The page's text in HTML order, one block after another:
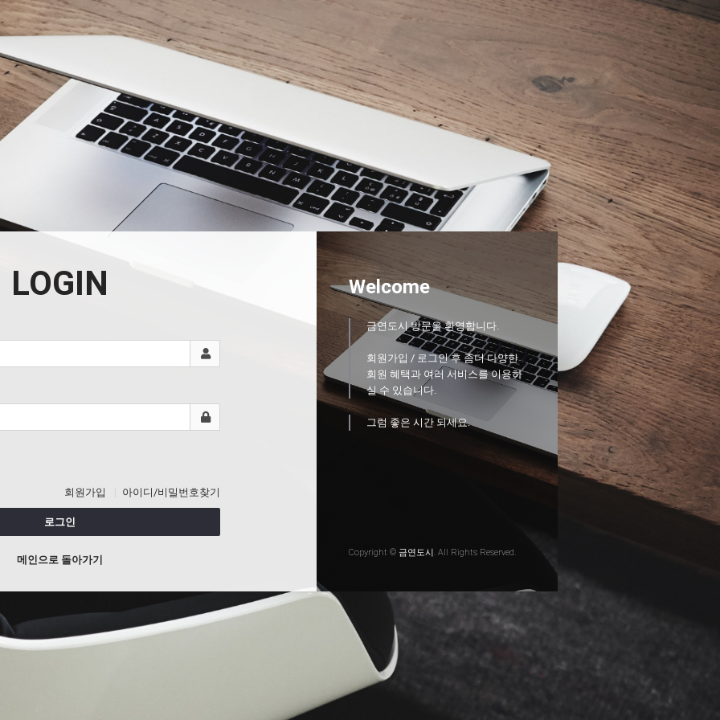
LOGIN
회원가입 아이디/비밀번호찾기
로그인
메인으로 돌아가기
Welcome
금연도시 방문을 환영합니다.
회원가입 / 로그인 후 좀더 다양한
회원 혜택과 여러 서비스를 이용하
실 수 있습니다.
그럼 좋은 시간 되세요.
Copyright © 금연도시. All Rights Reserved.